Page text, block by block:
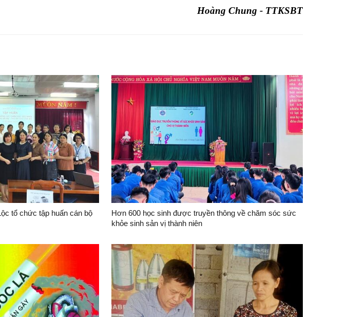
Hoàng Chung - TTKSBT
tổ chức tập huấn cán bộ
Hơn 600 học sinh được truyền thông về chăm sóc sức
khỏe sinh sản vị thành niên